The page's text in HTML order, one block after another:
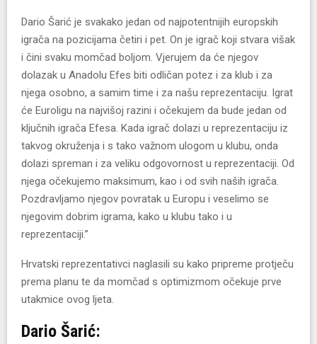
Dario Šarić je svakako jedan od najpotentnijih europskih
igrača na pozicijama četiri i pet. On je igrač koji stvara višak
i čini svaku momčad boljom. Vjerujem da će njegov
dolazak u Anadolu Efes biti odličan potez i za klub i za
njega osobno, a samim time i za našu reprezentaciju. Igrat
će Euroligu na najvišoj razini i očekujem da bude jedan od
ključnih igrača Efesa. Kada igrač dolazi u reprezentaciju iz
takvog okruženja i s tako važnom ulogom u klubu, onda
dolazi spreman i za veliku odgovornost u reprezentaciji. Od
njega očekujemo maksimum, kao i od svih naših igrača.
Pozdravljamo njegov povratak u Europu i veselimo se
njegovim dobrim igrama, kako u klubu tako i u
reprezentaciji.”
Hrvatski reprezentativci naglasili su kako pripreme protječu
prema planu te da momčad s optimizmom očekuje prve
utakmice ovog ljeta.
Dario Šarić: